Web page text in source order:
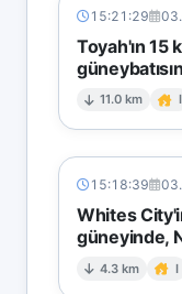
15:21:29
Toyah'ın 15
11.0 km I
15:18:39
Whites
güneyinde,
4.3 km I